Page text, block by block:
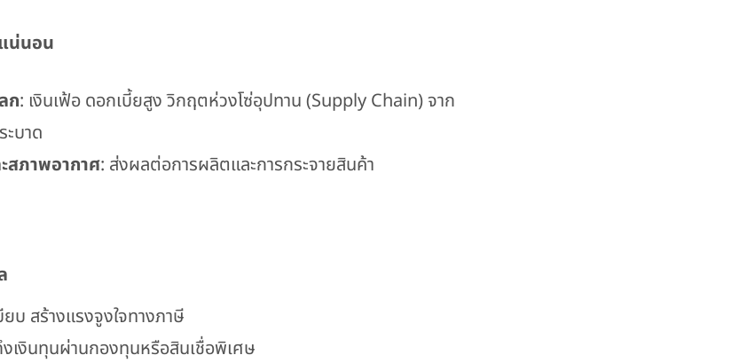
น่นอน
ก: เงินเฟ้อ ดอกเบี้ยสูง วิกฤตห่วงโซ่อุปทาน (Supply Chain) จาก
ะบาด
สภาพอากาศ: ส่งผลต่อการผลิตและการกระจายสินค้า
บ สร้างแรงจูงใจทางภาษี
งเงินทุนผ่านกองทุนหรือสินเชื่อพิเศษ